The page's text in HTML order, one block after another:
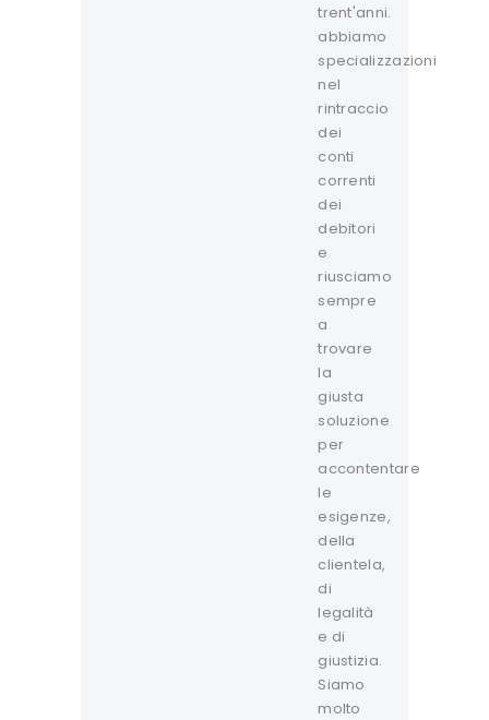
trent'anni.
abbiamo
specializzazioni
nel
rintraccio
dei
conti
correnti
dei
debitori
e
riusciamo
sempre
a
trovare
la
giusta
soluzione
per
accontentare
le
esigenze,
della
clientela,
di
legalità
e di
giustizia.
Siamo
molto